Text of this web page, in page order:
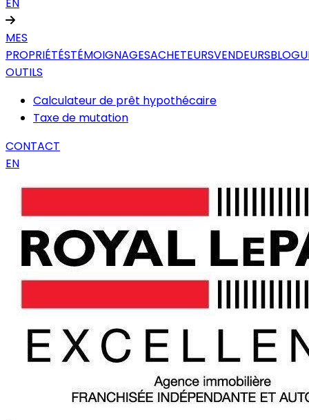
MES
PROPRIÉTÉSTÉMOIGNAGESACHETEURSVENDEURS
OUTILS
Calculateur de prêt hypothécaire
Taxe de mutation
CONTACT
EN